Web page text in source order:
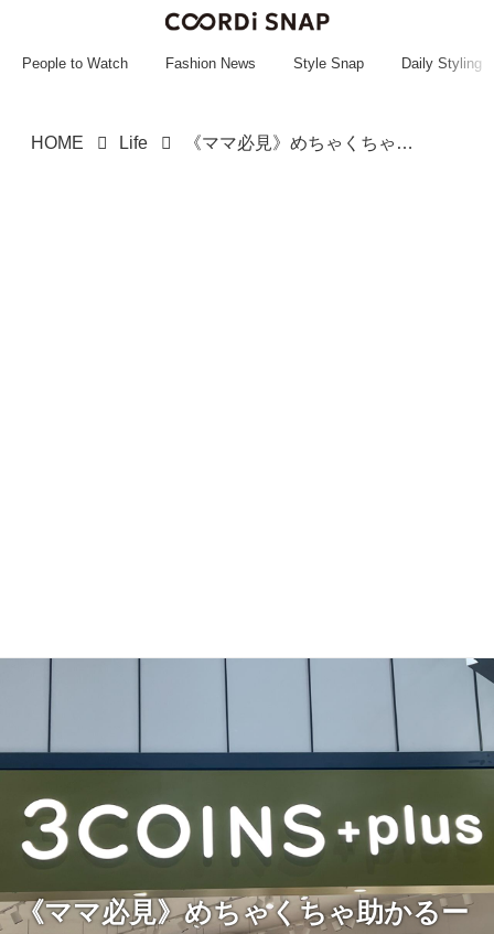
~~~~~~~~~~~
People to Watch Fashion News Style Snap Daily Styling
HOME Life 《ママ必見》めちゃくちゃ助かるーーッ！【3COINS】見た目も可愛い♡「アイスポッター」
《ママ必見》めちゃくちゃ助かるー